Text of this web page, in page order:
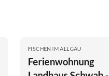
FISCHEN IM ALLGÄU
Ferienwohnung